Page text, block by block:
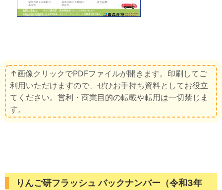
↑画像クリックでPDFファイルが開きます。印刷してご
利用いただけますので、ぜひお手持ち資料としてお役立
てください。営利・商業目的の転載や転用は一切禁じま
す。
りんご研フラッシュ バックナンバー（令和3年